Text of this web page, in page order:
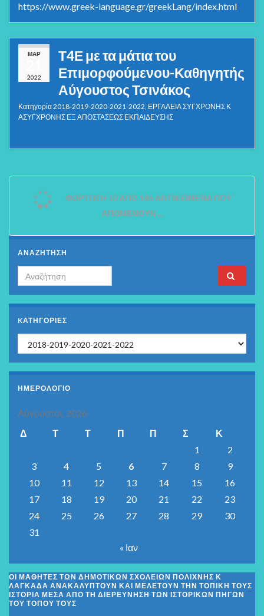
https://www.greek-language.gr/greekLang/index.html
ΜΑΡ
2022
Τ4Ε με τα μάτια του
Επιμορφούμενου-Καθηγητής
Αύγουστος Τσινάκος
Κατηγορία2018-2019-2020-2021-2022, ΕΡΓΑΛΕΙΑ ΣΥΓΧΡΟΝΗΣ Κ
ΑΣΥΓΧΡΟΝΗΣ ΕΞ ΑΠΟΣΤΑΣΕΩΣ ΕΚΠΑΙΔΕΥΣΗΣ
ΦΌΡΤΩΣΗ 10 ΑΠΌ 186 ΑΝΤΙΚΕΊΜΕΝΑ ΠΟΥ
ΑΠΟΜΈΝΟΥΝ ...
ΑΝΑΖΗΤΗΣΗ
Search for:
KΑΤΗΓΟΡΊΕΣ
Kατηγορίες
ΗΜΕΡΟΛΟΓΙΟ
Αύγουστος 2026
Δ
Τ Τ Π Π Σ
Κ
1
2
3
4 5 6 7 8
9
10
11 12 13 14 15
16
17
18 19 20 21 22
23
24
25 26 27 28 29
30
31
« Ιαν
ΟΙ ΜΑΘΗΤΈΣ ΤΩΝ ΔΗΜΟΤΙΚΏΝ ΣΧΟΛΕΊΩΝ ΠΟΛΊΧΝΗΣ Κ
ΛΑΓΚΑΔΆ ΑΝΑΚΑΛΎΠΤΟΥΝ ΚΑΙ ΜΕΛΕΤΟΎΝ ΤΗΝ ΤΟΠΙΚΉ ΤΟΥΣ
ΙΣΤΟΡΊΑ ΜΈΣΑ ΑΠΌ ΤΗ ΔΙΕΡΕΎΝΗΣΗ ΤΩΝ ΙΣΤΟΡΙΚΏΝ ΠΗΓΏΝ
ΤΟΥ ΤΌΠΟΥ ΤΟΥΣ